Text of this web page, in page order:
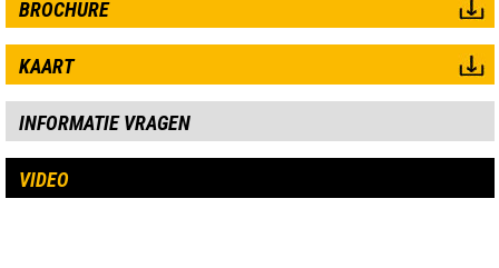
BROCHURE
KAART
INFORMATIE VRAGEN
VIDEO